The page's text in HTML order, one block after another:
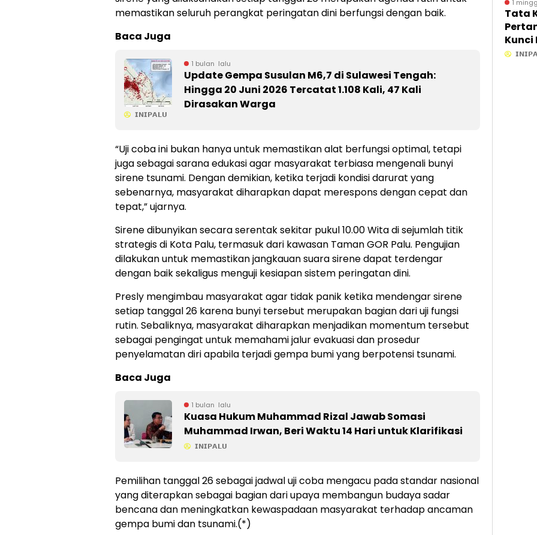
memastikan seluruh perangkat peringatan dini berfungsi dengan baik.
Baca Juga
1 bulan lalu
Update Gempa Susulan M6,7 di Sulawesi Tengah:
Hingga 20 Juni 2026 Tercatat 1.108 Kali, 47 Kali
Dirasakan Warga
𝗜𝗡𝗜𝗣𝗔𝗟𝗨
“Uji coba ini bukan hanya untuk memastikan alat berfungsi optimal, tetapi
juga sebagai sarana edukasi agar masyarakat terbiasa mengenali bunyi
sirene tsunami. Dengan demikian, ketika terjadi kondisi darurat yang
sebenarnya, masyarakat diharapkan dapat merespons dengan cepat dan
tepat,” ujarnya.
Sirene dibunyikan secara serentak sekitar pukul 10.00 Wita di sejumlah titik
strategis di Kota Palu, termasuk dari kawasan Taman GOR Palu. Pengujian
dilakukan untuk memastikan jangkauan suara sirene dapat terdengar
dengan baik sekaligus menguji kesiapan sistem peringatan dini.
Presly mengimbau masyarakat agar tidak panik ketika mendengar sirene
setiap tanggal 26 karena bunyi tersebut merupakan bagian dari uji fungsi
rutin. Sebaliknya, masyarakat diharapkan menjadikan momentum tersebut
sebagai pengingat untuk memahami jalur evakuasi dan prosedur
penyelamatan diri apabila terjadi gempa bumi yang berpotensi tsunami.
Baca Juga
1 bulan lalu
Kuasa Hukum Muhammad Rizal Jawab Somasi
Muhammad Irwan, Beri Waktu 14 Hari untuk Klarifikasi
𝗜𝗡𝗜𝗣𝗔𝗟𝗨
Pemilihan tanggal 26 sebagai jadwal uji coba mengacu pada standar nasional
yang diterapkan sebagai bagian dari upaya membangun budaya sadar
bencana dan meningkatkan kewaspadaan masyarakat terhadap ancaman
gempa bumi dan tsunami.(*)
1
Tata
Kunci